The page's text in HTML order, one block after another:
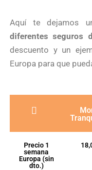
Aquí te dejamos
diferentes seguros
descuento y un
Europa para que
Precio 1
semana
Europa (sin
dto.)